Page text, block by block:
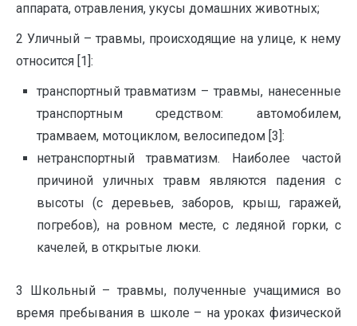
аппарата, отравления, укусы домашних животных;
2 Уличный – травмы, происходящие на улице, к нему
относится [1]:
транспортный травматизм – травмы, нанесенные
транспортным средством: автомобилем,
трамваем, мотоциклом, велосипедом [3]:
нетранспортный травматизм. Наиболее частой
причиной уличных травм являются падения с
высоты (с деревьев, заборов, крыш, гаражей,
погребов), на ровном месте, с ледяной горки, с
качелей, в открытые люки.
3 Школьный – травмы, полученные учащимися во
время пребывания в школе – на уроках физической